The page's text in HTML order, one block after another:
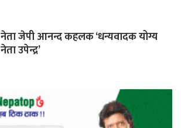
नेता जेपी आनन्द कहलक ‘धन्यवादक योग्य
नेता उपेन्द्र’